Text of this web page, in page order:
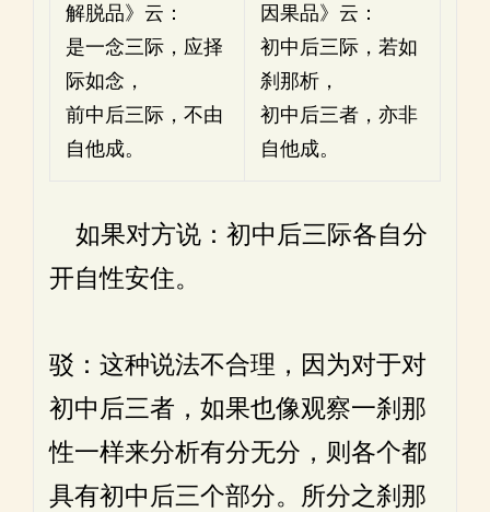
解脱品》云：
是一念三际，应择
际如念，
前中后三际，不由
自他成。
因果品》云：
初中后三际，若如
刹那析，
初中后三者，亦非
自他成。
如果对方说：初中后三际各自分
开自性安住。
驳：这种说法不合理，因为对于对
初中后三者，如果也像观察一刹那
性一样来分析有分无分，则各个都
具有初中后三个部分。所分之刹那